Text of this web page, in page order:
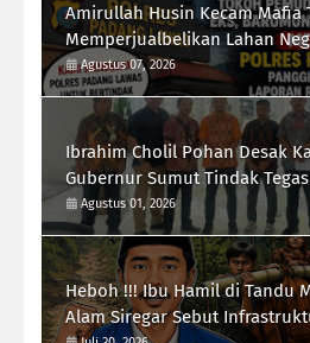
Amirullah Husin Kecam Mafia
Memperjualbelikan Lahan
Padang Lawas Tindak Tegas
Agustus 07, 2026
Ibrahim Cholil Pohan Desak
Gubernur Sumut Tindak
Sipiongot Julu Kec. Dolok
Agustus 01, 2026
Heboh !!! Ibu Hamil di Tandu
Alam Siregar Sebut